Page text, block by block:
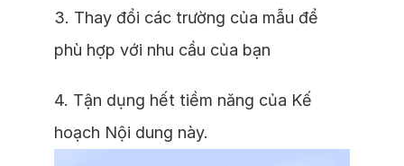
3. Thay đổi các trường của mẫu để
phù hợp với nhu cầu của bạn
4. Tận dụng hết tiềm năng của Kế
hoạch Nội dung này.